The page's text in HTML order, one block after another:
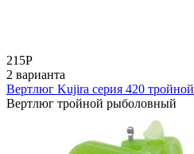
215Р
2 варианта
Вертлюг Kujira серия 420 тройной
Вертлюг тройной рыболовный